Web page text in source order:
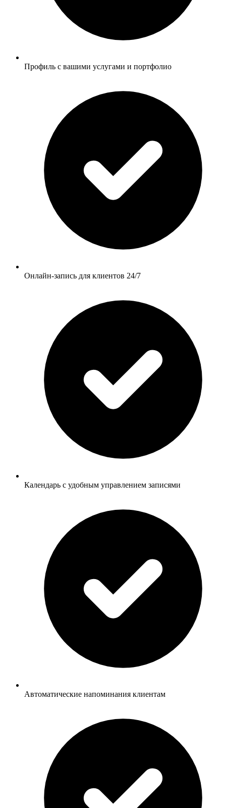
Профиль с вашими услугами и портфолио
Онлайн-запись для клиентов 24/7
Календарь с удобным управлением записями
Автоматические напоминания клиентам